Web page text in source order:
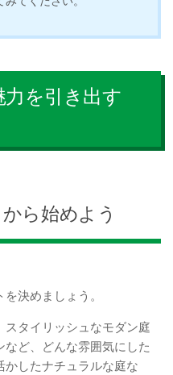
を引き出す
ら始めよう
決めましょう。
スタイリッシュなモダン庭
ど、どんな雰囲気にした
かしたナチュラルな庭な